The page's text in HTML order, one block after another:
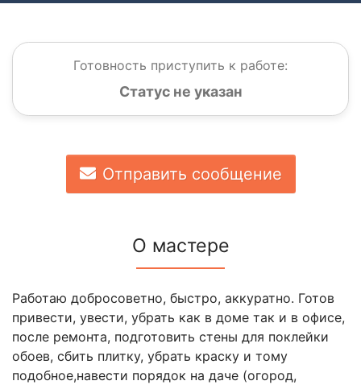
Готовность приступить к работе:
Статус не указан
Отправить сообщение
О мастере
Работаю добросоветно, быстро, аккуратно. Готов
привести, увести, убрать как в доме так и в офисе,
после ремонта, подготовить стены для поклейки
обоев, сбить плитку, убрать краску и тому
подобное,навести порядок на даче (огород,